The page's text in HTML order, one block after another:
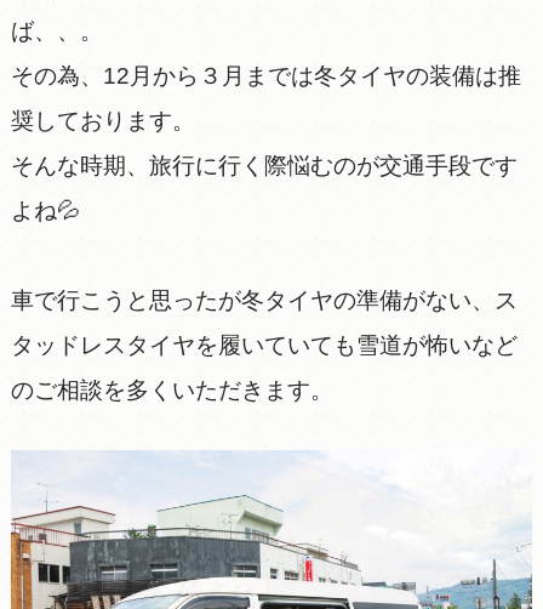
ば、、。
その為、12月から３月までは冬タイヤの装備は推
奨しております。
そんな時期、旅行に行く際悩むのが交通手段です
よね💦
車で行こうと思ったが冬タイヤの準備がない、ス
タッドレスタイヤを履いていても雪道が怖いなど
のご相談を多くいただきます。